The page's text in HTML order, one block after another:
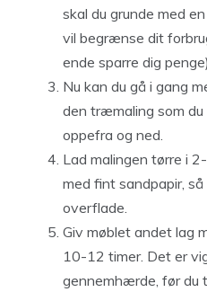
skal du grunde med
vil begrænse dit
ende sparre dig
Nu kan du gå i gang
den træmaling som
oppefra og ned.
Lad malingen tørre i
med fint sandpapir,
overflade.
Giv møblet andet lag
10-12 timer. Det er
gennemhærde, før du